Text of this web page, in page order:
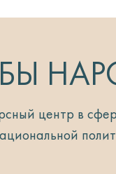
центр в